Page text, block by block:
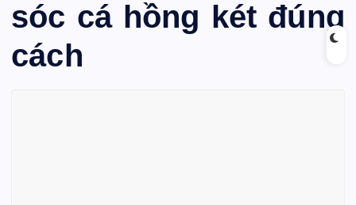
sóc cá hồng két đúng
cách